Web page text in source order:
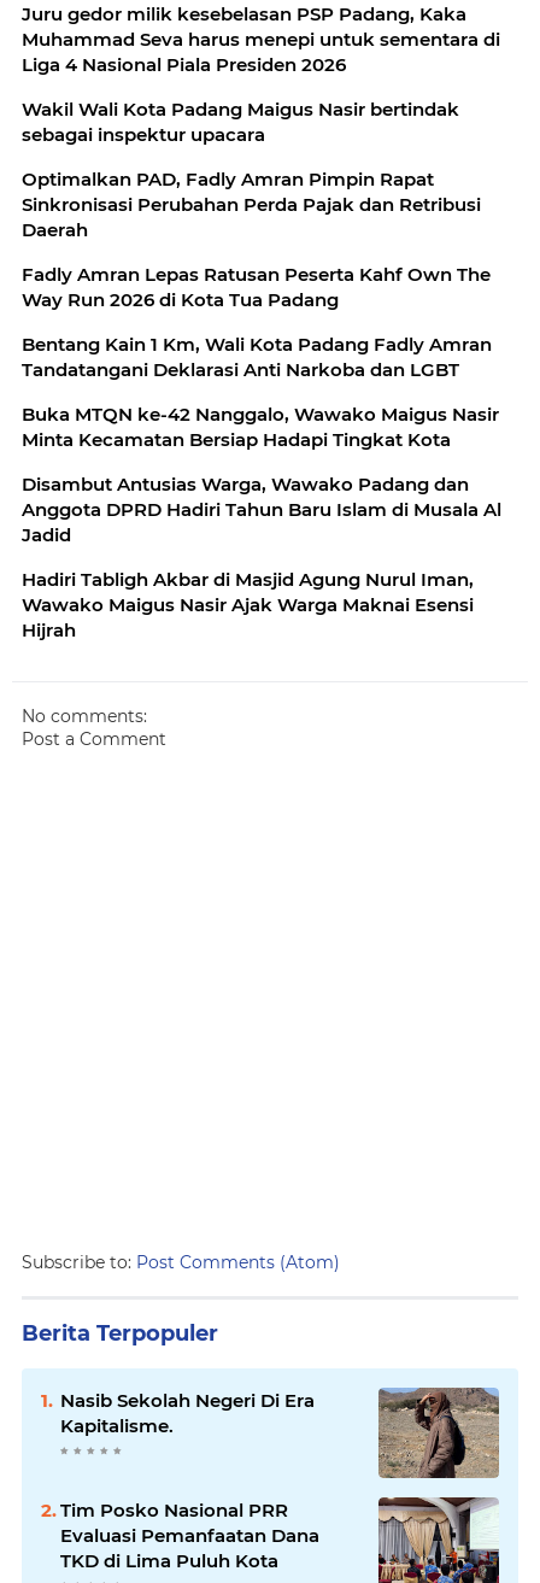
Juru gedor milik kesebelasan PSP Padang, Kaka
Muhammad Seva harus menepi untuk sementara di
Liga 4 Nasional Piala Presiden 2026
Wakil Wali Kota Padang Maigus Nasir bertindak
sebagai inspektur upacara
Optimalkan PAD, Fadly Amran Pimpin Rapat
Sinkronisasi Perubahan Perda Pajak dan Retribusi
Daerah
Fadly Amran Lepas Ratusan Peserta Kahf Own The
Way Run 2026 di Kota Tua Padang
Bentang Kain 1 Km, Wali Kota Padang Fadly Amran
Tandatangani Deklarasi Anti Narkoba dan LGBT
Buka MTQN ke-42 Nanggalo, Wawako Maigus Nasir
Minta Kecamatan Bersiap Hadapi Tingkat Kota
Disambut Antusias Warga, Wawako Padang dan
Anggota DPRD Hadiri Tahun Baru Islam di Musala Al
Jadid
Hadiri Tabligh Akbar di Masjid Agung Nurul Iman,
Wawako Maigus Nasir Ajak Warga Maknai Esensi
Hijrah
No comments:
Post a Comment
Subscribe to: Post Comments (Atom)
Berita Terpopuler
Nasib Sekolah Negeri Di Era
Kapitalisme.
Tim Posko Nasional PRR
Evaluasi Pemanfaatan Dana
TKD di Lima Puluh Kota